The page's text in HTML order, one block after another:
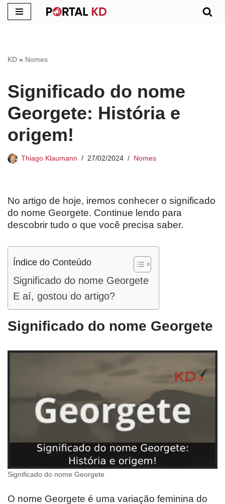
conteúdo
KD » Nomes
Significado do nome
Georgete: História e
origem!
Thiago Klaumann 27/02/2024 Nomes
No artigo de hoje, iremos conhecer o significado
do nome Georgete. Continue lendo para
descobrir tudo o que você precisa saber.
Índice do Conteúdo
Significado do nome Georgete
E aí, gostou do artigo?
Significado do nome Georgete
Significado do nome Georgete
O nome Georgete é uma variação feminina do